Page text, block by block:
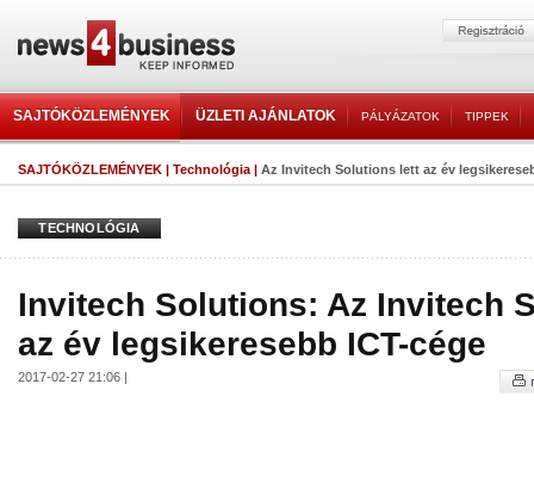
SAJTÓKÖZLEMÉNYEK ÜZLETI AJÁNLATOK PÁLYÁZATOK TIPPEK
SAJTÓKÖZLEMÉNYEK | Technológia | Az Invitech Solutions lett az év
TECHNOLÓGIA
Invitech Solutions: Az Invitech
az év legsikeresebb ICT-cége
2017-02-27 21:06 |